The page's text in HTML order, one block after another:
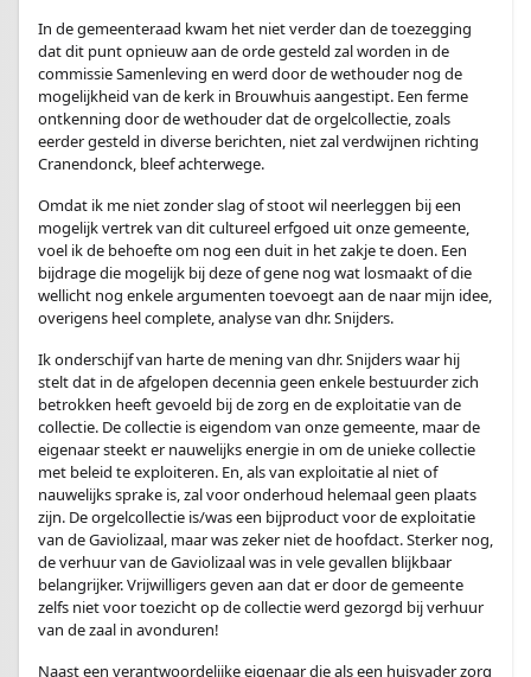
In de gemeenteraad kwam het niet verder dan de toezegging
dat dit punt opnieuw aan de orde gesteld zal worden in de
commissie Samenleving en werd door de wethouder nog de
mogelijkheid van de kerk in Brouwhuis aangestipt. Een ferme
ontkenning door de wethouder dat de orgelcollectie, zoals
eerder gesteld in diverse berichten, niet zal verdwijnen richting
Cranendonck, bleef achterwege.
Omdat ik me niet zonder slag of stoot wil neerleggen bij een
mogelijk vertrek van dit cultureel erfgoed uit onze gemeente,
voel ik de behoefte om nog een duit in het zakje te doen. Een
bijdrage die mogelijk bij deze of gene nog wat losmaakt of die
wellicht nog enkele argumenten toevoegt aan de naar mijn idee,
overigens heel complete, analyse van dhr. Snijders.
Ik onderschijf van harte de mening van dhr. Snijders waar hij
stelt dat in de afgelopen decennia geen enkele bestuurder zich
betrokken heeft gevoeld bij de zorg en de exploitatie van de
collectie. De collectie is eigendom van onze gemeente, maar de
eigenaar steekt er nauwelijks energie in om de unieke collectie
met beleid te exploiteren. En, als van exploitatie al niet of
nauwelijks sprake is, zal voor onderhoud helemaal geen plaats
zijn. De orgelcollectie is/was een bijproduct voor de exploitatie
van de Gaviolizaal, maar was zeker niet de hoofdact. Sterker nog,
de verhuur van de Gaviolizaal was in vele gevallen blijkbaar
belangrijker. Vrijwilligers geven aan dat er door de gemeente
zelfs niet voor toezicht op de collectie werd gezorgd bij verhuur
van de zaal in avonduren!
Naast een verantwoordelijke eigenaar die als een huisvader zorg